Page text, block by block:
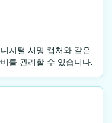
지털 서명 캡처와 같은
를 관리할 수 있습니다.